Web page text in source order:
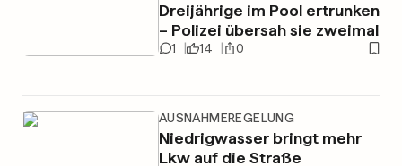
Dreijährige im Pool ertrunken
– Polizei übersah sie zweimal
1 14 0
AUSNAHMEREGELUNG
Niedrigwasser bringt mehr
Lkw auf die Straße